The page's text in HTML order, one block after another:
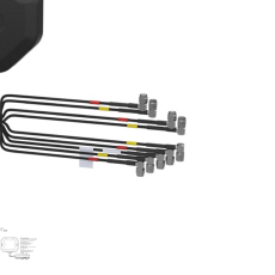
& WLAN
/ Kommunikation